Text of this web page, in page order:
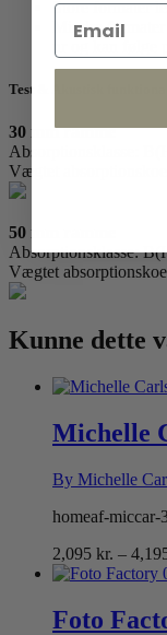
Store formater
Mindre
Test & Akustisk
30 mm ramme
Absorptionsklasse:
Vægtet
50 mm ramme
Absorptionsklasse:
Vægtet
Kunne dette
Michelle
By Michelle
homeaf-miccar-
2,095 kr. –
Foto